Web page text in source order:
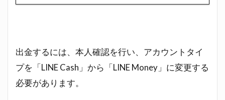
出金するには、本人確認を行い、アカウントタイ
プを「LINE Cash」から「LINE Money」に変更する
必要があります。